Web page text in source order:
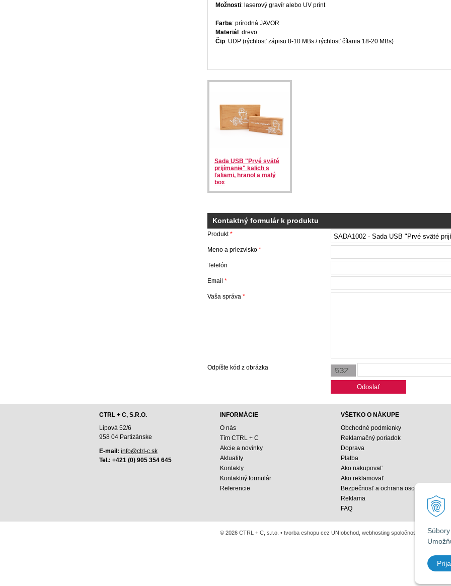
Možnosti: laserový gravír alebo UV print
Farba: prírodná JAVOR
Materiál: drevo
Čip: UDP (rýchlosť zápisu 8-10 MBs / rýchlosť čítania 18-20 MBs)
Sada USB "Prvé sväté
prijímanie" kalich s
ľaliami, hranol a malý
box
Kontaktný formulár k produktu
Produkt*
Meno a priezvisko *
Telefón
Email *
Vaša správa *
Odpíšte kód z obrázka
CTRL + C, S.R.O.
Lipová 52/6
958 04 Partizánske
E-mail: info@ctrl-c.sk
Tel.: +421 (0) 905 354 645
INFORMÁCIE
O nás
Tím CTRL + C
Akcie a novinky
Aktuality
Kontakty
Kontaktný formulár
Referencie
VŠETKO O NÁKUPE
Obchodné podmienky
Reklamačný poriadok
Doprava
Platba
Ako nakupovať
Ako reklamovať
Bezpečnosť a ochrana osobných údajov
Reklama
FAQ
© 2026 CTRL + C, s.r.o. • tvorba eshopu cez UNIobchod webhosting spoločnosti